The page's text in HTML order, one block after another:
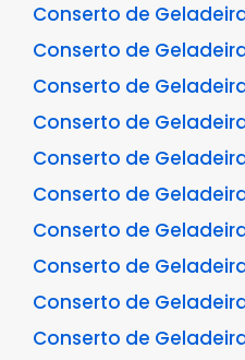
Conserto de
Conserto de
Conserto de
Conserto de
Conserto de
Conserto de
Conserto de
Conserto de
Conserto de
Conserto de